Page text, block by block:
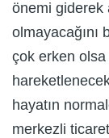
önemi giderek
olmayacağını
çok erken
hayatın
merkezli